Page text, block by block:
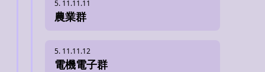
農業群
電機電子群